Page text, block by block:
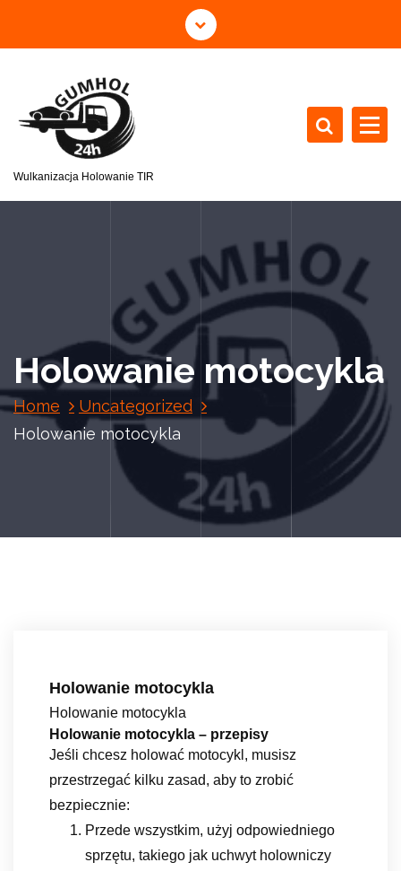
Wulkanizacja Holowanie TIR
Holowanie motocykla
Home
Uncategorized
Holowanie motocykla
Holowanie motocykla
Holowanie motocykla
Holowanie motocykla – przepisy
Jeśli chcesz holować motocykl, musisz
przestrzegać kilku zasad, aby to zrobić
bezpiecznie:
Przede wszystkim, użyj odpowiedniego
sprzętu, takiego jak uchwyt holowniczy